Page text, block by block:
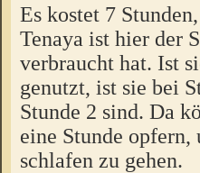
Es kostet 7
Tenaya ist hier der
verbraucht hat. Ist
genutzt, ist sie bei
Stunde 2 sind. Da
eine Stunde
schlafen zu gehen.